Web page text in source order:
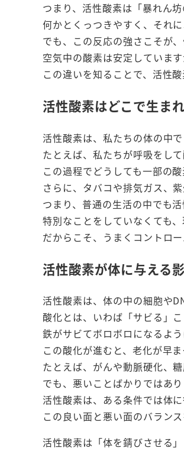
つまり、活性酸素は「暴れん
何かとくっつきやすく、それ
でも、この反応の強さこそが
空気中の酸素は安定していま
この違いを知ることで、活性
活性酸素はどこで生ま
活性酸素は、私たちの体の中で
たとえば、私たちが呼吸をし
この過程でどうしても一部の
さらに、タバコや排気ガス、
つまり、普通の生活の中でも
特別なことをしていなくても
だからこそ、うまくコントロ
活性酸素が体に与える
活性酸素は、体の中の細胞や
酸化とは、いわば「サビる」こ
鉄がサビてボロボロになるよ
この酸化が進むと、老化が早
たとえば、がんや動脈硬化、
でも、悪いことばかりではあり
活性酸素は、ある条件では体
この良い面と悪い面のバラン
活性酸素は「体を錆びさせる